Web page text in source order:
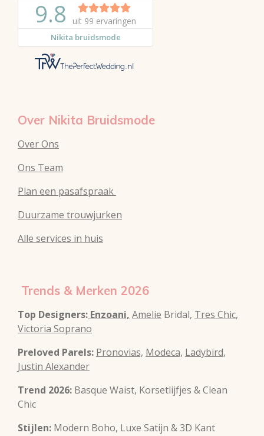
n
e
e
s
t
a
g
r
a
m
a
t
s
A
p
Over Nikita Bruidsmode
Over Ons
Ons Team
Plan een pasafspraak
Duurzame trouwjurken
Alle services in huis
Trends & Merken 2026
Top Designers: Enzoani, Amelie Bridal, Tres Chic,
Victoria Soprano
Preloved Parels: Pronovias, Modeca, Ladybird,
Justin Alexander
Trend 2026: Basque Waist, Korsetlijfjes & Clean
Chic
Stijlen: Modern Boho, Luxe Satijn & 3D Kant